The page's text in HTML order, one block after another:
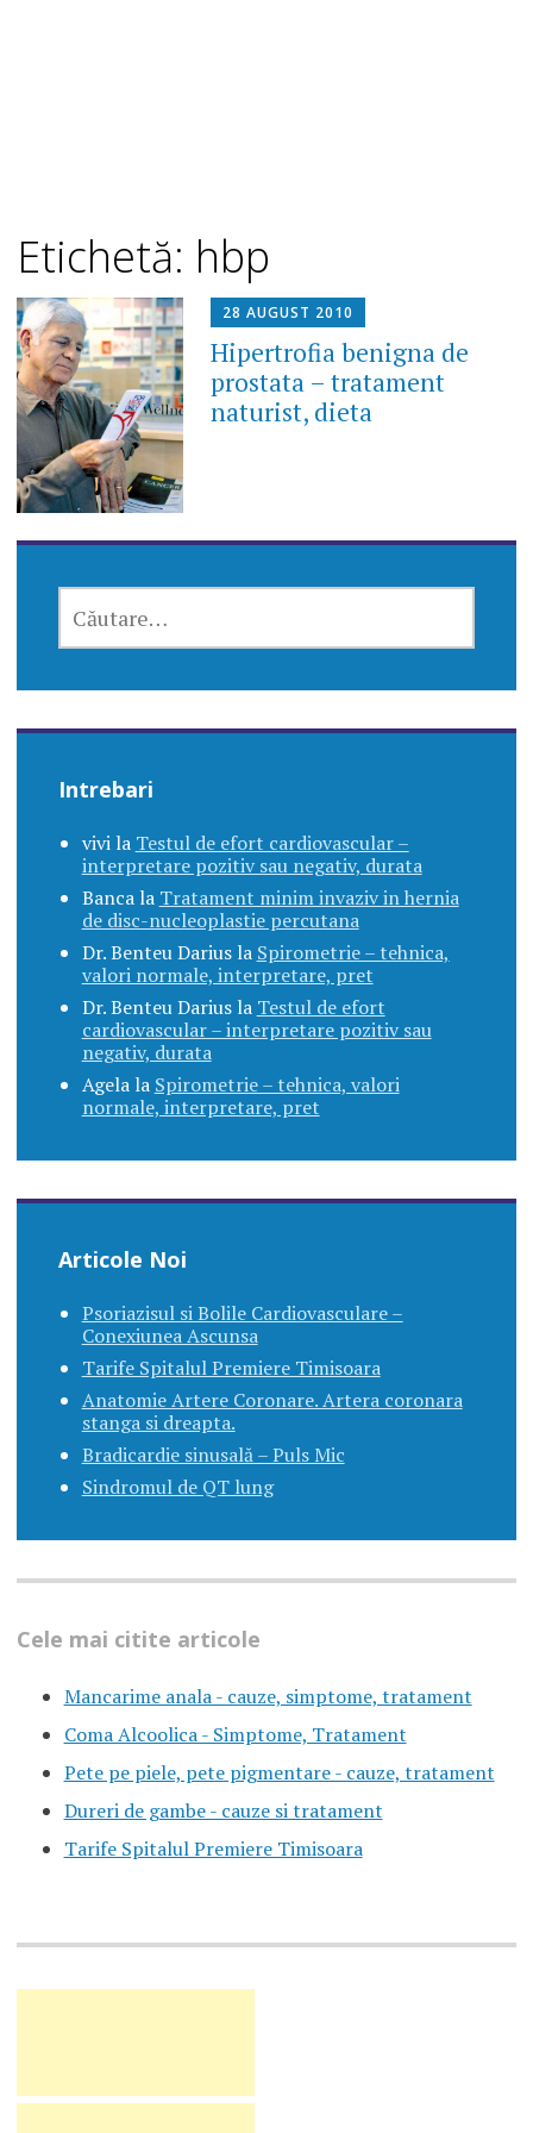
Etichetă: hbp
28 AUGUST 2010
Hipertrofia benigna de
prostata – tratament
naturist, dieta
DUPĂ:
Intrebari
vivila Testul de efort cardiovascular –
interpretare pozitiv sau negativ, durata
Bancala Tratament minim invaziv in hernia
de disc-nucleoplastie percutana
Dr. Benteu Dariusla Spirometrie – tehnica,
valori normale, interpretare, pret
Dr. Benteu Dariusla Testul de efort
cardiovascular – interpretare pozitiv sau
negativ, durata
Agelala Spirometrie – tehnica, valori
normale, interpretare, pret
Articole Noi
Psoriazisul si Bolile Cardiovasculare –
Conexiunea Ascunsa
Tarife Spitalul Premiere Timisoara
Anatomie Artere Coronare. Artera coronara
stanga si dreapta.
Bradicardie sinusală – Puls Mic
Sindromul de QT lung
Cele mai citite articole
Mancarime anala - cauze, simptome, tratament
Coma Alcoolica - Simptome, Tratament
Pete pe piele, pete pigmentare - cauze, tratament
Dureri de gambe - cauze si tratament
Tarife Spitalul Premiere Timisoara